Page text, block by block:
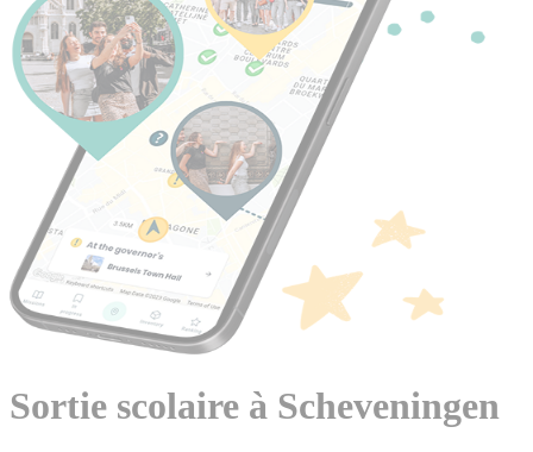
Sortie scolaire à Scheveningen